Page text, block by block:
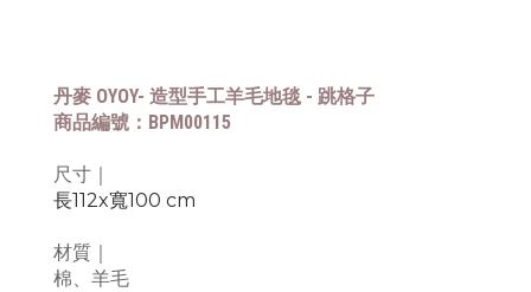
丹麥 OYOY- 造型⼿⼯⽺⽑地毯 - 跳格子
商品編號：BPM00115
尺寸｜
長112x寬100 cm
材質｜
棉、羊毛